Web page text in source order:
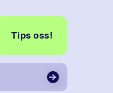
Tips oss!